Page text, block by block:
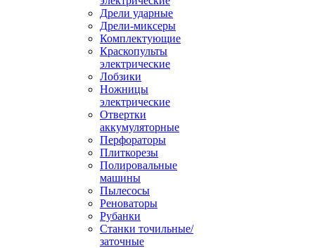
Дрели ударные
Дрели-миксеры
Комплектующие
Краскопульты
электрические
Лобзики
Ножницы
электрические
Отвертки
аккумуляторные
Перфораторы
Плиткорезы
Полировальные
машины
Пылесосы
Реноваторы
Рубанки
Станки точильные/
заточные